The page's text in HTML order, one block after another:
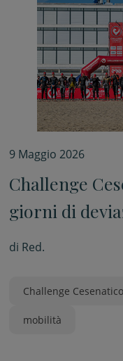
9 Maggio 2026
Challenge
giorni di
di Red.
Challenge Cesenatico
mobilità